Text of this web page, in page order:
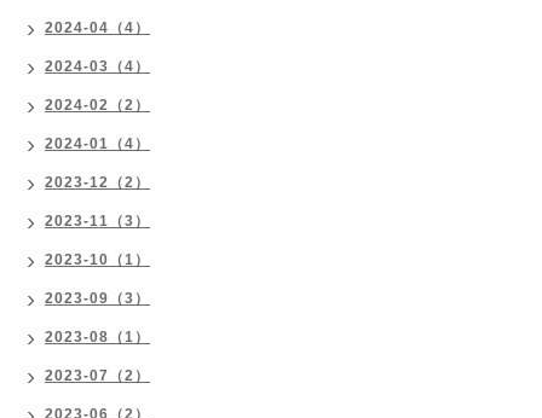
2024-04（4）
2024-03（4）
2024-02（2）
2024-01（4）
2023-12（2）
2023-11（3）
2023-10（1）
2023-09（3）
2023-08（1）
2023-07（2）
2023-06（2）